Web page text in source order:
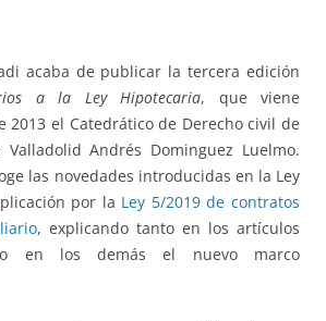
acaba de publicar la tercera edición
a la Ley Hipotecaria, que viene
2013 el Catedrático de Derecho civil de
Andrés Dominguez Luelmo.
las novedades introducidas en la Ley
por la Ley 5/2019 de contratos
, explicando tanto en los artículos
en los demás el nuevo marco